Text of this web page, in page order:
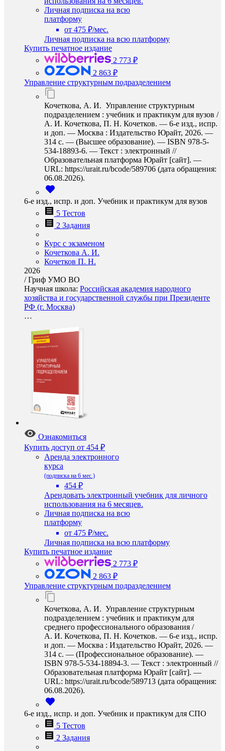
Личная подписка на всю
платформу
от 475 ₽/мес.
Личная подписка на всю платформу
Купить печатное издание
2 773 ₽
2 863 ₽
Управление структурным подразделением
Кочеткова, А. И. Управление структурным
подразделением : учебник и практикум для вузов /
А. И. Кочеткова, П. Н. Кочетков. — 6-е изд., испр.
и доп. — Москва : Издательство Юрайт, 2026. —
314 с. — (Высшее образование). — ISBN 978-5-
534-18893-6. — Текст : электронный //
Образовательная платформа Юрайт [сайт]. —
URL: https://urait.ru/bcode/589706 (дата обращения:
06.08.2026).
6-е изд., испр. и доп. Учебник и практикум для вузов
5 Тестов
2 Задания
Курс с экзаменом
Кочеткова А. И.
Кочетков П. Н.
2026
/Гриф УМО ВО
Научная школа: Российская академия народного
хозяйства и государственной службы при Президенте
РФ (г. Москва)
…
Ознакомиться
Купить доступ от 454 ₽
Аренда электронного
курса
(подписка на 6 мес.)
454 ₽
Арендовать электронный учебник для личного
использования на 6 месяцев.
Личная подписка на всю
платформу
от 475 ₽/мес.
Личная подписка на всю платформу
Купить печатное издание
2 773 ₽
2 863 ₽
Управление структурным подразделением
Кочеткова, А. И. Управление структурным
подразделением : учебник и практикум для
среднего профессионального образования /
А. И. Кочеткова, П. Н. Кочетков. — 6-е изд., испр.
и доп. — Москва : Издательство Юрайт, 2026. —
314 с. — (Профессиональное образование). —
ISBN 978-5-534-18894-3. — Текст : электронный //
Образовательная платформа Юрайт [сайт]. —
URL: https://urait.ru/bcode/589713 (дата обращения:
06.08.2026).
6-е изд., испр. и доп. Учебник и практикум для СПО
5 Тестов
2 Задания